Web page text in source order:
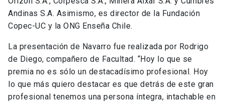
Andinas S.A. Asimismo, es director de la Fundación
Copec-UC y la ONG Enseña Chile.
La presentación de Navarro fue realizada por Rodrigo
de Diego, compañero de Facultad. “Hoy lo que se
premia no es sólo un destacadísimo profesional. Hoy
lo que más quiero destacar es que detrás de este gran
profesional tenemos una persona íntegra, intachable en